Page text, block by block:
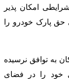
امکان پذیر
پارک خودرو را
به توافق نرسیده
خود را در فضای